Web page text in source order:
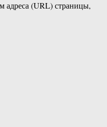
адреса (URL) страницы,